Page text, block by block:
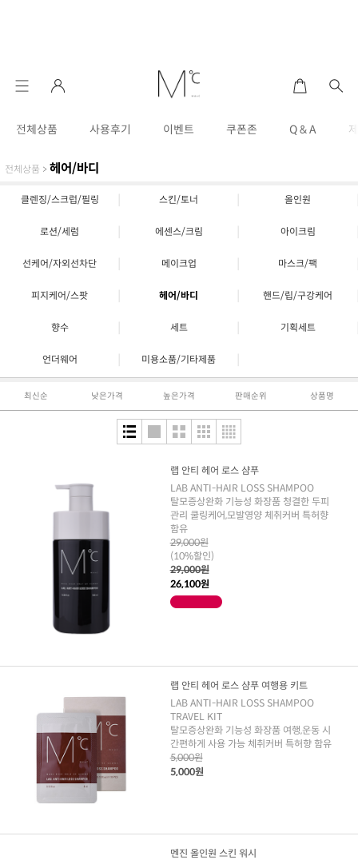
전체상품 사용후기 이벤트 쿠폰존 Q & A
전체상품 > 헤어/바디
클렌징/스크럽/필링 스킨/토너 올인원
로션/세럼 에센스/크림 아이크림
선케어/자외선차단 메이크업 마스크/팩
피지케어/스팟 헤어/바디 핸드/립/구강케어
향수 세트 기획세트
언더웨어 미용소품/기타제품
최신순 낮은가격 높은가격 판매순위 상품명
랩 안티 헤어 로스 샴푸
LAB ANTI-HAIR LOSS SHAMPOO
탈모증상완화 기능성 화장품 청결한 두피
관리 쿨링케어,모발영양 체취커버 특허향
함유
29,000원
(10%할인)
29,000원
26,100원
랩 안티 헤어 로스 샴푸 여행용 키트
LAB ANTI-HAIR LOSS SHAMPOO
TRAVEL KIT
탈모증상완화 기능성 화장품 여행,운동 시
간편하게 사용 가능 체취커버 특허향 함유
5,000원
5,000원
멘진 올인원 스킨 워시